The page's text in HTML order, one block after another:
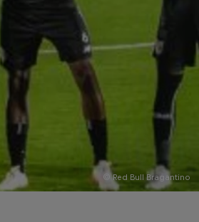
© Red Bull Bragantino